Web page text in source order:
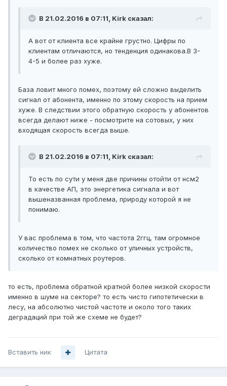
В 21.02.2016 в 07:11, Kirk сказал:
А вот от клиента все крайне грустно. Цифры по
клиентам отличаются, но тенденция одинакова.В 3-
4-5 и более раз хуже.
База ловит много помех, поэтому ей сложно выделить
сигнал от абонента, именно по этому скорость на прием
хуже. В следствии этого обратную скорость у абонентов
всегда делают ниже - посмотрите на сотовых, у них
входящая скорость всегда выше.
В 21.02.2016 в 07:11, Kirk сказал:
То есть по сути у меня две причины отойти от нсм2
в качестве АП, это энергетика сигнала и вот
вышеназванная проблема, природу которой я не
понимаю.
У вас проблема в том, что частота 2ггц, там огромное
количество помех не сколько от уличных устройств,
сколько от комнатных роутеров.
то есть, проблема обратной кратной более низкой скорости
именно в шуме на секторе? то есть чисто гипотетически в
лесу, на абсолютно чистой частоте и около того таких
деградаций при той же схеме не будет?
Вставить ник Цитата